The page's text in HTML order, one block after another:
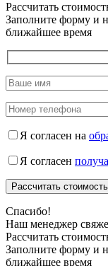
Рассчитать
Заполните форму и
ближайшее время
Я согласен на
Я согласен
Спасибо!
Наш менеджер
Рассчитать
Заполните форму и
ближайшее время